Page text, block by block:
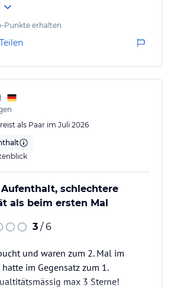
Punkte erhalten
Teilen
als Paar im Juli 2026
schlechtere
als beim ersten Mal
3 / 6
und waren zum 2. Mal im
hatte im Gegensatz zum 1.
max 3 Sterne!